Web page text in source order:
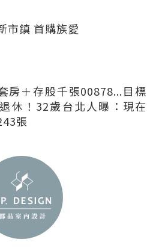
市鎮 首購族愛
房＋存股千張00878...目標
休！32歲台北人曝：現在
張